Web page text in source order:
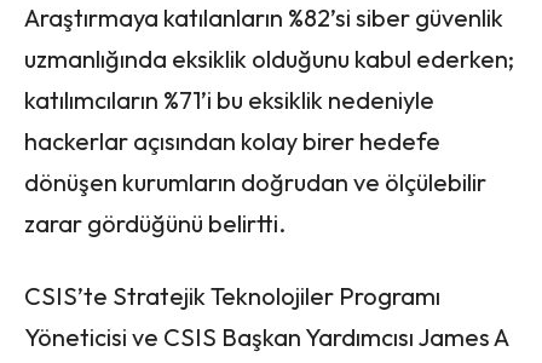
Araştırmaya katılanların %82’si siber güvenlik
uzmanlığında eksiklik olduğunu kabul ederken;
katılımcıların %71’i bu eksiklik nedeniyle
hackerlar açısından kolay birer hedefe
dönüşen kurumların doğrudan ve ölçülebilir
zarar gördüğünü belirtti.
CSIS’te Stratejik Teknolojiler Programı
Yöneticisi ve CSIS Başkan Yardımcısı James A